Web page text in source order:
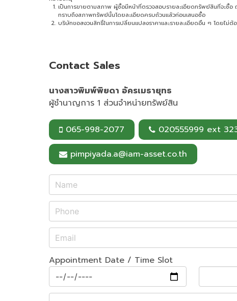
เป็นการขายตามสภาพ ผู้ซื้อมีหน้าที่ตรวจสอบรายละเอียดทรัพย์สินที่จะซื้
ทราบถึงสภาพทรัพย์นั้นโดยละเอียดครบถ้วนแล้วก่อนเสนอซื้อ
บริษัทขอสงวนสิทธิ์ในการเปลี่ยนแปลงราคาและรายละเอียดอื่น ๆ โดยไม่ต้
Contact Sales
นางสาวพิมพ์พิยดา อัครเมธายุทธ
ผู้ชำนาญการ 1 ส่วนจำหน่ายทรัพย์สิน
065-998-2077
020555999 ext
pimpiyada.a@iam-asset.co.th
Appointment Date / Time Slot